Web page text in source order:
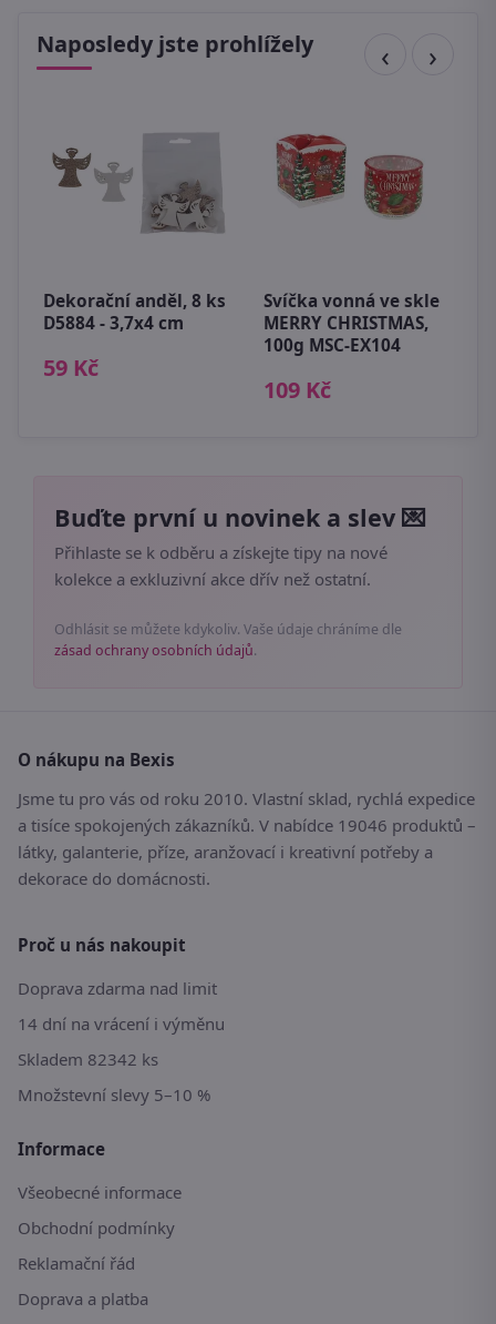
Naposledy jste prohlížely
Dekorační anděl, 8 ks
D5884 - 3,7x4 cm
59 Kč
Svíčka vonná ve skle
MERRY CHRISTMAS,
100g MSC-EX104
109 Kč
Buďte první u novinek a slev 💌
Přihlaste se k odběru a získejte tipy na nové
kolekce a exkluzivní akce dřív než ostatní.
Odhlásit se můžete kdykoliv. Vaše údaje chráníme dle
zásad ochrany osobních údajů.
O nákupu na Bexis
Jsme tu pro vás od roku 2010. Vlastní sklad, rychlá expedice
a tisíce spokojených zákazníků. V nabídce 19046 produktů –
látky, galanterie, příze, aranžovací i kreativní potřeby a
dekorace do domácnosti.
Proč u nás nakoupit
Doprava zdarma nad limit
14 dní na vrácení i výměnu
Skladem 82342 ks
Množstevní slevy 5–10 %
Informace
Všeobecné informace
Obchodní podmínky
Reklamační řád
Doprava a platba